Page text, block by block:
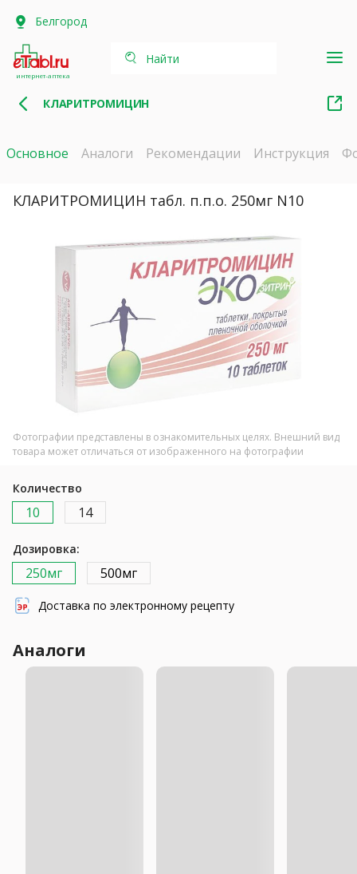
Белгород
интернет-аптека
Найти
КЛАРИТРОМИЦИН
Основное Аналоги Рекомендации Инструкция
КЛАРИТРОМИЦИН табл. п.п.о. 250мг N10
Фотографии представлены в ознакомительных целях. Внешний вид
товара может отличаться от изображенного на фотографии
Количество
10 14
Дозировка:
250мг 500мг
Доставка по электронному рецепту
Аналоги